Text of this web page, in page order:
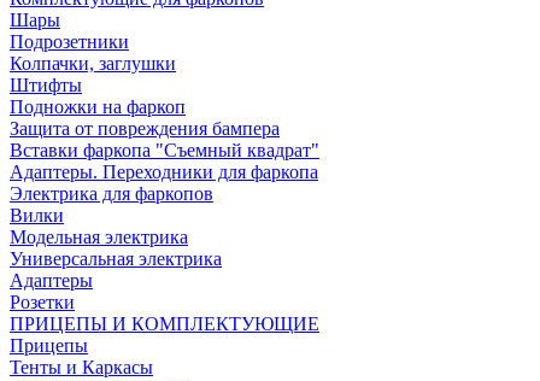
Шары
Подрозетники
Колпачки, заглушки
Штифты
Подножки на фаркоп
Защита от повреждения бампера
Вставки фаркопа "Съемный квадрат"
Адаптеры. Переходники для фаркопа
Электрика для фаркопов
Вилки
Модельная электрика
Универсальная электрика
Адаптеры
Розетки
ПРИЦЕПЫ И КОМПЛЕКТУЮЩИЕ
Прицепы
Тенты и Каркасы